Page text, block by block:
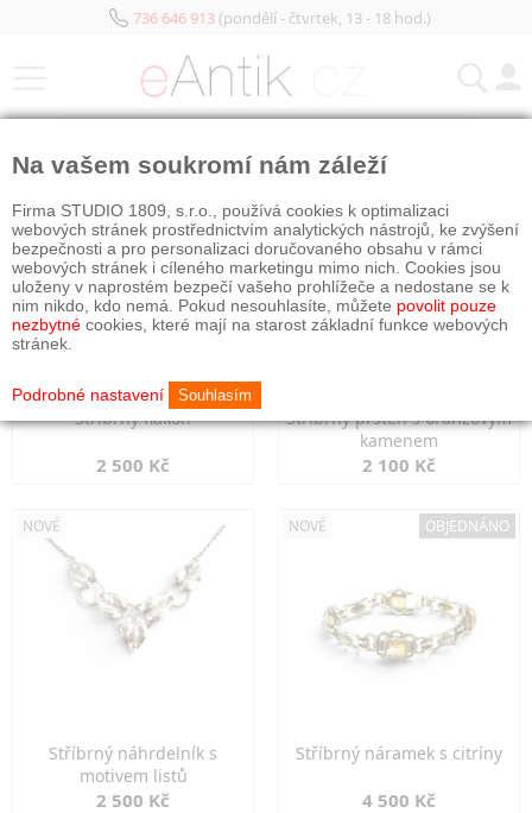
736 646 913(pondělí - čtvrtek, 13 - 18 hod.)
Stříbrný flakon
2 500 Kč
Stříbrný prsten s oranžovým
kamenem
2 100 Kč
NOVÉ
Stříbrný náhrdelník s
motivem listů
2 500 Kč
NOVÉ OBJEDNÁNO
Stříbrný náramek s citríny
4 500 Kč
Na vašem soukromí nám záleží
Firma STUDIO 1809, s.r.o., používá cookies k optimalizaci
webových stránek prostřednictvím analytických nástrojů, ke zvýšení
bezpečnosti a pro personalizaci doručovaného obsahu v rámci
webových stránek i cíleného marketingu mimo nich. Cookies jsou
uloženy v naprostém bezpečí vašeho prohlížeče a nedostane se k
nim nikdo, kdo nemá. Pokud nesouhlasíte, můžete povolit pouze
nezbytné cookies, které mají na starost základní funkce webových
stránek.
Podrobné nastavení Souhlasím